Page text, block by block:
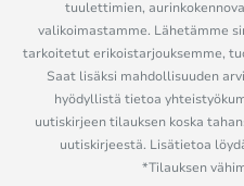
tuulettimien,
valikoimastamme. Lähetämme
tarkoitetut erikoistarjouksemme,
Saat lisäksi mahdollisuuden
hyödyllistä tietoa
uutiskirjeen tilauksen koska
uutiskirjeestä. Lisätietoa
*Tilauksen